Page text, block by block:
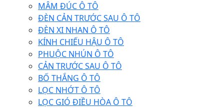
MÂM ĐÚC Ô TÔ
ĐÈN CẢN TRƯỚC SAU Ô TÔ
ĐÈN XI NHAN Ô TÔ
KÍNH CHIẾU HẬU Ô TÔ
PHUỘC NHÚN Ô TÔ
CẢN TRƯỚC SAU Ô TÔ
BỐ THẮNG Ô TÔ
LỌC NHỚT Ô TÔ
LỌC GIÓ ĐIỀU HÒA Ô TÔ